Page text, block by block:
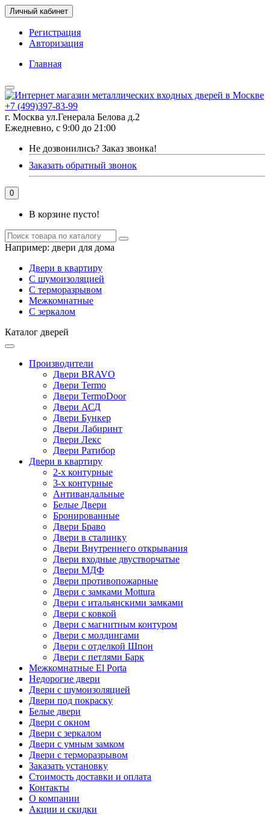
Личный кабинет
Регистрация
Авторизация
Главная
+7 (499)397-83-99
г. Москва ул.Генерала Белова д.2
Ежедневно, с 9:00 до 21:00
Не дозвонились? Заказ звонка!
Заказать обратный звонок
0
В корзине пусто!
Например: двери для дома
Двери в квартиру
С шумоизоляцией
С терморазрывом
Межкомнатные
С зеркалом
Каталог дверей
Производители
Двери BRAVO
Двери Termo
Двери TermoDoor
Двери АСД
Двери Бункер
Двери Лабиринт
Двери Лекс
Двери Ратибор
Двери в квартиру
2-х контурные
3-х контурные
Антивандальные
Белые Двери
Бронированные
Двери Браво
Двери в сталинку
Двери Внутреннего открывания
Двери входные двустворчатые
Двери МДФ
Двери противопожарные
Двери с замками Mottura
Двери с итальянскими замками
Двери с ковкой
Двери с магнитным контуром
Двери с молдингами
Двери с отделкой Шпон
Двери с петлями Барк
Межкомнатные El Porta
Недорогие двери
Двери с шумоизоляцией
Двери под покраску
Белые двери
Двери с окном
Двери с зеркалом
Двери с умным замком
Двери с терморазрывом
Заказать установку
Стоимость доставки и оплата
Контакты
О компании
Акции и скидки